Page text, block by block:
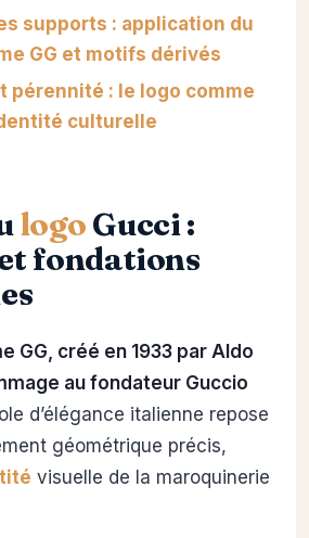
supports : application du
GG et motifs dérivés
pérennité : le logo comme
culturelle
logoGucci :
fondations
GG, créé en 1933 par Aldo
au fondateur Guccio
d’élégance italienne repose
géométrique précis,
visuelle de la maroquinerie